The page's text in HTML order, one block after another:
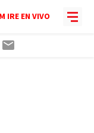
IRE EN VIVO